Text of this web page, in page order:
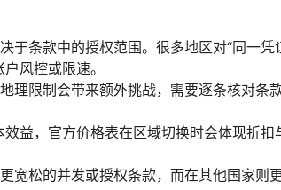
于条款中的授权范围。很多地区对“同一凭
风控或限速。
理限制会带来额外挑战，需要逐条核对条款
益，官方价格表在区域切换时会体现折扣
松的并发或授权条款，而在其他国家则更